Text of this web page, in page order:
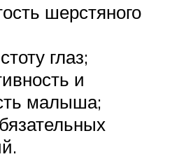
шерстяного
глаз;
и
малыша;